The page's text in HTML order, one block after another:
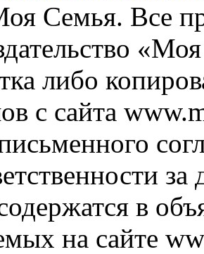
Семья. Все
либо
с сайта
в
на сайте